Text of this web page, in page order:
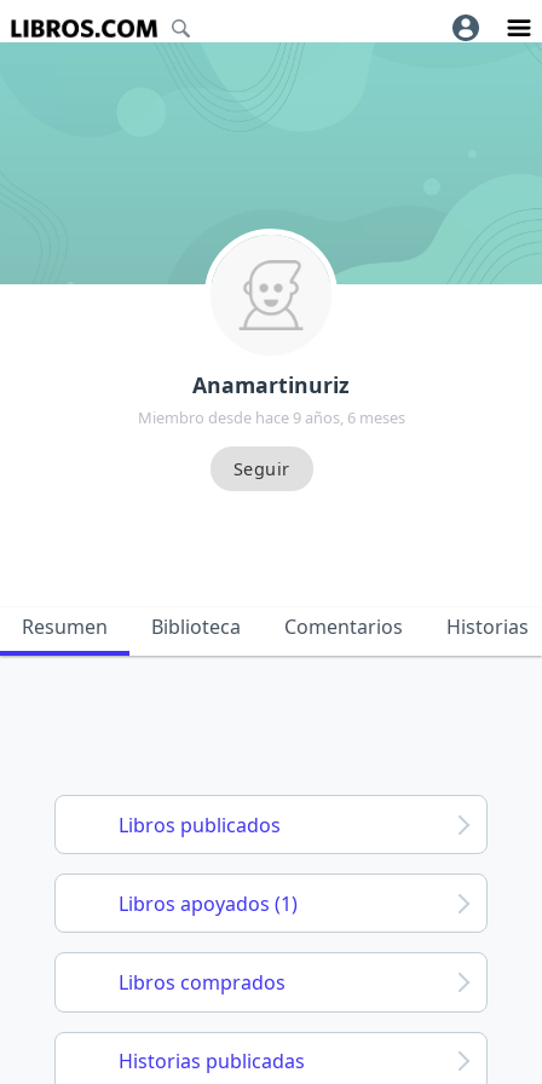
Anamartinuriz
Miembro desde hace 9 años, 6 meses
Resumen Biblioteca Comentarios Historias
Libros publicados
Libros apoyados (1)
Libros comprados
Historias publicadas